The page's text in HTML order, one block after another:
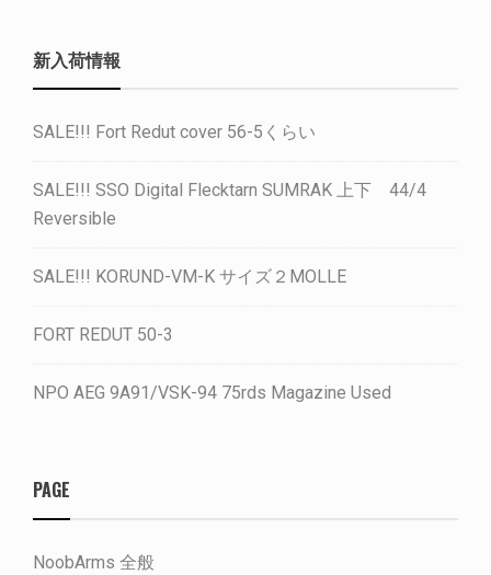
新入荷情報
SALE!!! Fort Redut cover 56-5くらい
SALE!!! SSO Digital Flecktarn SUMRAK 上下 44/4
Reversible
SALE!!! KORUND-VM-K サイズ２MOLLE
FORT REDUT 50-3
NPO AEG 9A91/VSK-94 75rds Magazine Used
PAGE
NoobArms 全般